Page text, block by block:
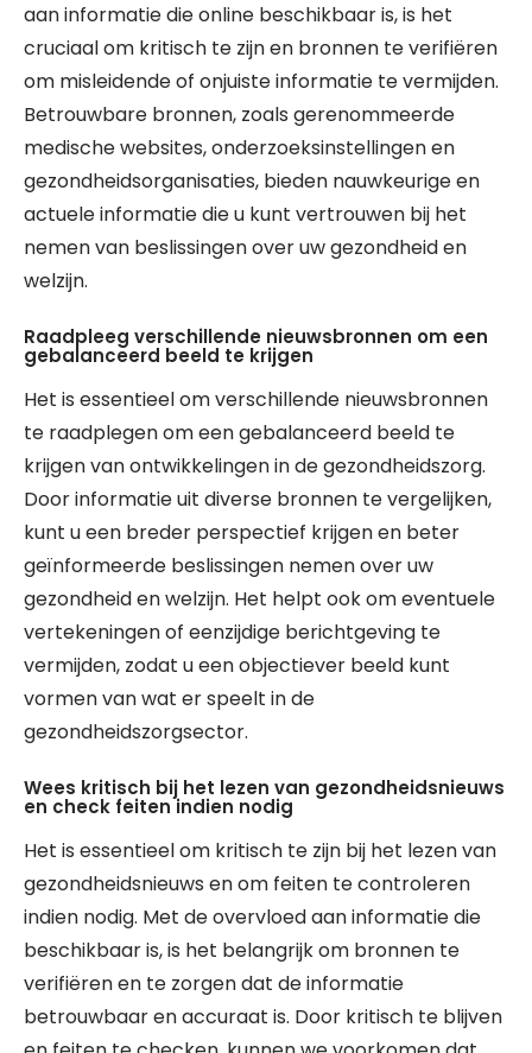
aan informatie die online beschikbaar is, is het
cruciaal om kritisch te zijn en bronnen te verifiëren
om misleidende of onjuiste informatie te vermijden.
Betrouwbare bronnen, zoals gerenommeerde
medische websites, onderzoeksinstellingen en
gezondheidsorganisaties, bieden nauwkeurige en
actuele informatie die u kunt vertrouwen bij het
nemen van beslissingen over uw gezondheid en
welzijn.
Raadpleeg verschillende nieuwsbronnen om een
gebalanceerd beeld te krijgen
Het is essentieel om verschillende nieuwsbronnen
te raadplegen om een gebalanceerd beeld te
krijgen van ontwikkelingen in de gezondheidszorg.
Door informatie uit diverse bronnen te vergelijken,
kunt u een breder perspectief krijgen en beter
geïnformeerde beslissingen nemen over uw
gezondheid en welzijn. Het helpt ook om eventuele
vertekeningen of eenzijdige berichtgeving te
vermijden, zodat u een objectiever beeld kunt
vormen van wat er speelt in de
gezondheidszorgsector.
Wees kritisch bij het lezen van gezondheidsnieuws
en check feiten indien nodig
Het is essentieel om kritisch te zijn bij het lezen van
gezondheidsnieuws en om feiten te controleren
indien nodig. Met de overvloed aan informatie die
beschikbaar is, is het belangrijk om bronnen te
verifiëren en te zorgen dat de informatie
betrouwbaar en accuraat is. Door kritisch te blijven